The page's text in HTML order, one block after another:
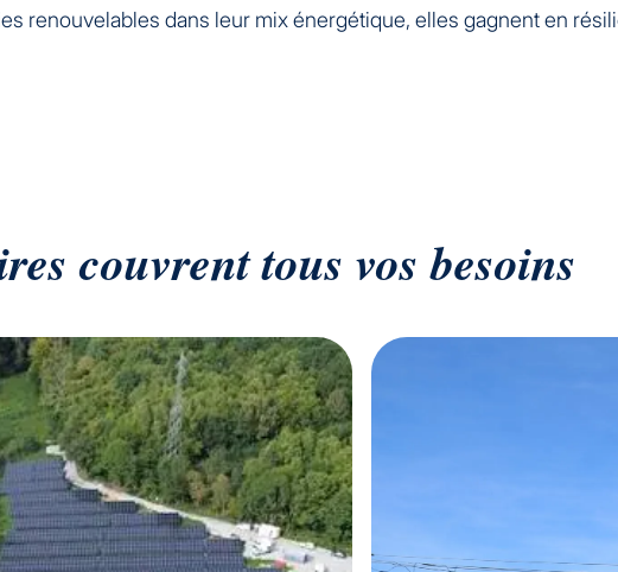
renouvelables dans leur mix énergétique, elles gagnent en
couvrent tous vos besoins